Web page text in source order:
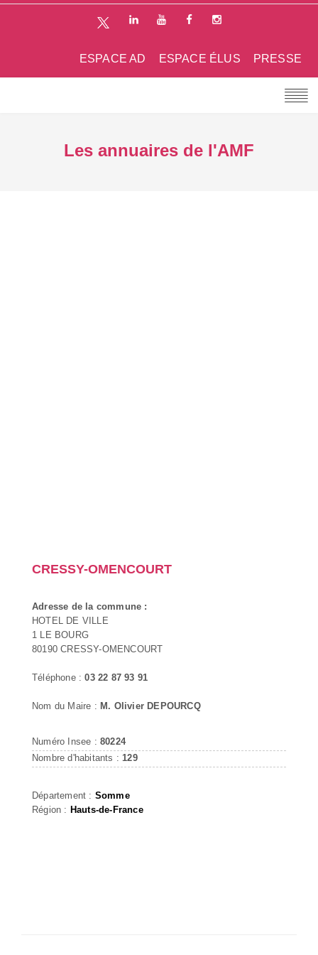
PRESSE
ESPACE ÉLUS
ESPACE AD
Les annuaires de l'AMF
CRESSY-OMENCOURT
Adresse de la commune :
HOTEL DE VILLE
1 LE BOURG
80190 CRESSY-OMENCOURT
Téléphone :03 22 87 93 91
Nom du Maire : M. Olivier DEPOURCQ
Numéro Insee : 80224
Nombre d'habitants : 129
Département : Somme
Région : Hauts-de-France